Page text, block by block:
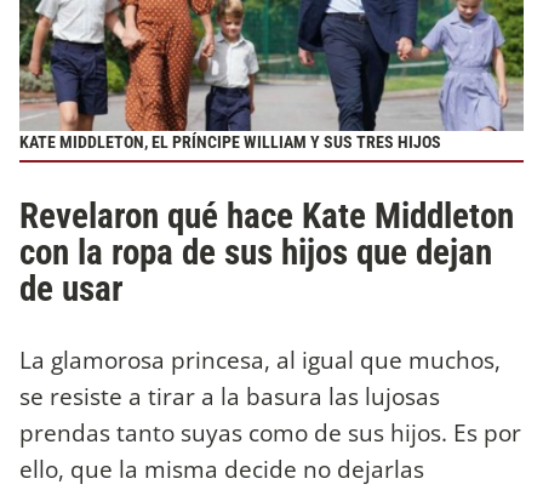
KATE MIDDLETON, EL PRÍNCIPE WILLIAM Y SUS TRES HIJOS
Revelaron qué hace Kate Middleton
con la ropa de sus hijos que dejan
de usar
La glamorosa princesa, al igual que muchos,
se resiste a tirar a la basura las lujosas
prendas tanto suyas como de sus hijos. Es por
ello, que la misma decide no dejarlas